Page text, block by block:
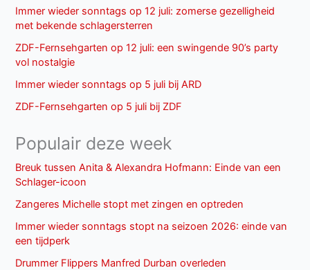
Immer wieder sonntags op 12 juli: zomerse gezelligheid
met bekende schlagersterren
ZDF-Fernsehgarten op 12 juli: een swingende 90’s party
vol nostalgie
Immer wieder sonntags op 5 juli bij ARD
ZDF-Fernsehgarten op 5 juli bij ZDF
Populair deze week
Breuk tussen Anita & Alexandra Hofmann: Einde van een
Schlager-icoon
Zangeres Michelle stopt met zingen en optreden
Immer wieder sonntags stopt na seizoen 2026: einde van
een tijdperk
Drummer Flippers Manfred Durban overleden